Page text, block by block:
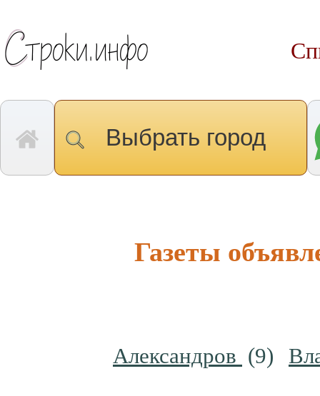
Выбрать город
Газеты
Александров (9)